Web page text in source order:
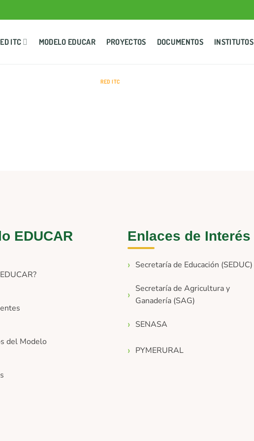
ITC MODELO EDUCAR PROYECTOS DOCUMENTOS INSTITUTOS
RED ITC
EDUCAR
del Modelo
Enlaces de Interés
Secretaría de Educación (SEDUC)
Secretaría de Agricultura y
Ganadería (SAG)
SENASA
PYMERURAL